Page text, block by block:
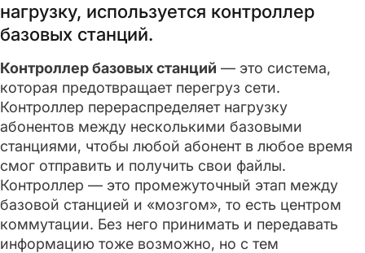
нагрузку, используется контроллер
базовых станций.
Контроллер базовых станций — это система,
которая предотвращает перегруз сети.
Контроллер перераспределяет нагрузку
абонентов между несколькими базовыми
станциями, чтобы любой абонент в любое время
смог отправить и получить свои файлы.
Контроллер — это промежуточный этап между
базовой станцией и «мозгом», то есть центром
коммутации. Без него принимать и передавать
информацию тоже возможно, но с тем